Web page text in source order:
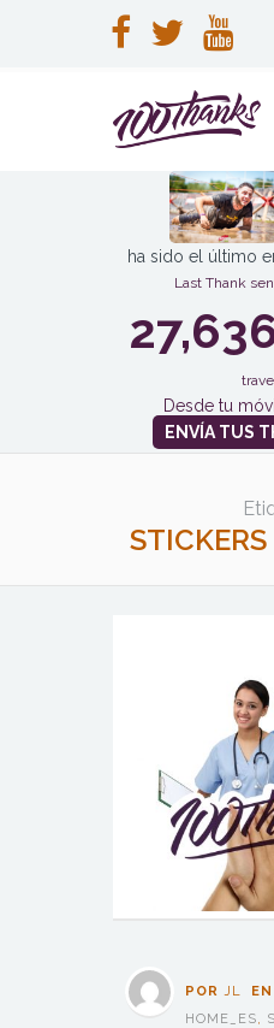
ha sido el último
Last Thank
Desde tu
ENVÍA TUS
POR JL EN
HOME_ES